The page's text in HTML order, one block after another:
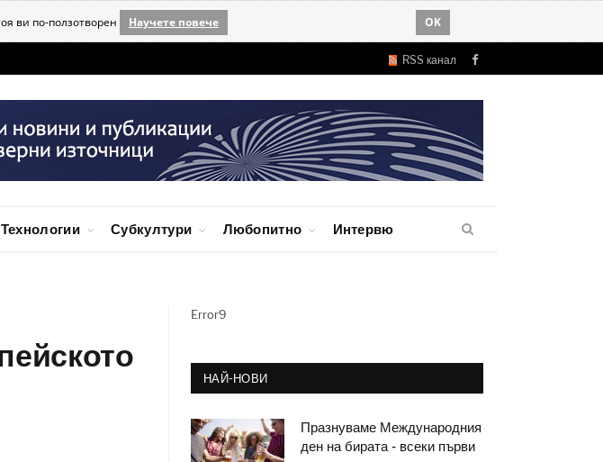
ви по-ползотворен Научете повече OK
RSS канал Facebook
Технологии Субкултури Любопитно Интервю
Error9
НАЙ-НОВИ
Празнуваме Международния
ден на бирата - всеки първи